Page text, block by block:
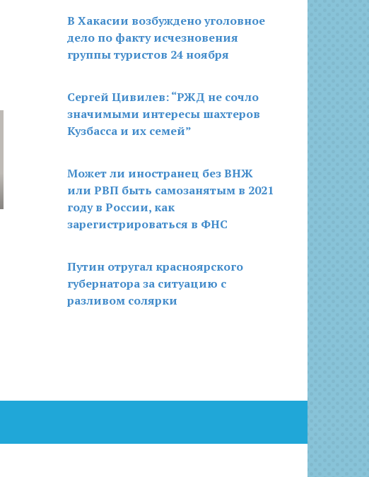
В Хакасии возбуждено уголовное
дело по факту исчезновения
группы туристов 24 ноября
Сергей Цивилев: “РЖД не сочло
значимыми интересы шахтеров
Кузбасса и их семей”
Может ли иностранец без ВНЖ
или РВП быть самозанятым в 2021
году в России, как
зарегистрироваться в ФНС
Путин отругал красноярского
губернатора за ситуацию с
разливом солярки